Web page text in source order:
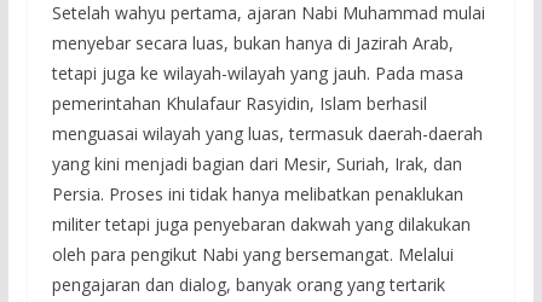
Setelah wahyu pertama, ajaran Nabi Muhammad mulai
menyebar secara luas, bukan hanya di Jazirah Arab,
tetapi juga ke wilayah-wilayah yang jauh. Pada masa
pemerintahan Khulafaur Rasyidin, Islam berhasil
menguasai wilayah yang luas, termasuk daerah-daerah
yang kini menjadi bagian dari Mesir, Suriah, Irak, dan
Persia. Proses ini tidak hanya melibatkan penaklukan
militer tetapi juga penyebaran dakwah yang dilakukan
oleh para pengikut Nabi yang bersemangat. Melalui
pengajaran dan dialog, banyak orang yang tertarik